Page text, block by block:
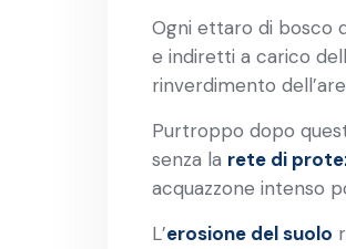
Ogni ettaro di bosco
e indiretti a carico
rinverdimento
Purtroppo dopo
senza la rete di
acquazzone intenso
L’erosione del suolo